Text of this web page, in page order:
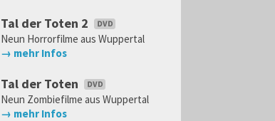
Tal der Toten 2
Neun Horrorfilme aus Wuppertal
→ mehr Infos
Tal der Toten
Neun Zombiefilme aus Wuppertal
→ mehr Infos